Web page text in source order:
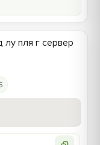
лу пля г сервер